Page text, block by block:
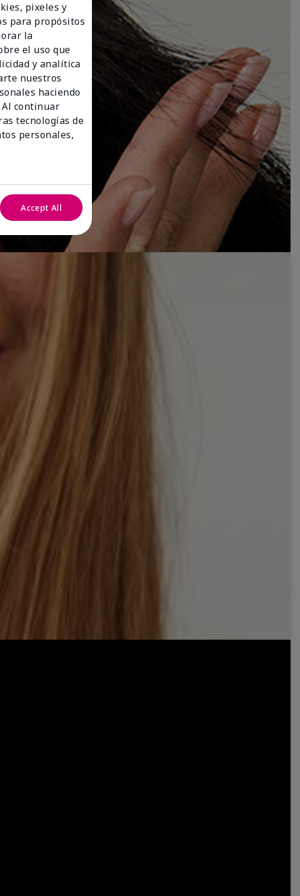
pixeles y
para propósitos
la
el uso que
y analítica
nuestros
haciendo
Al continuar
tecnologías de
personales,
Accept All